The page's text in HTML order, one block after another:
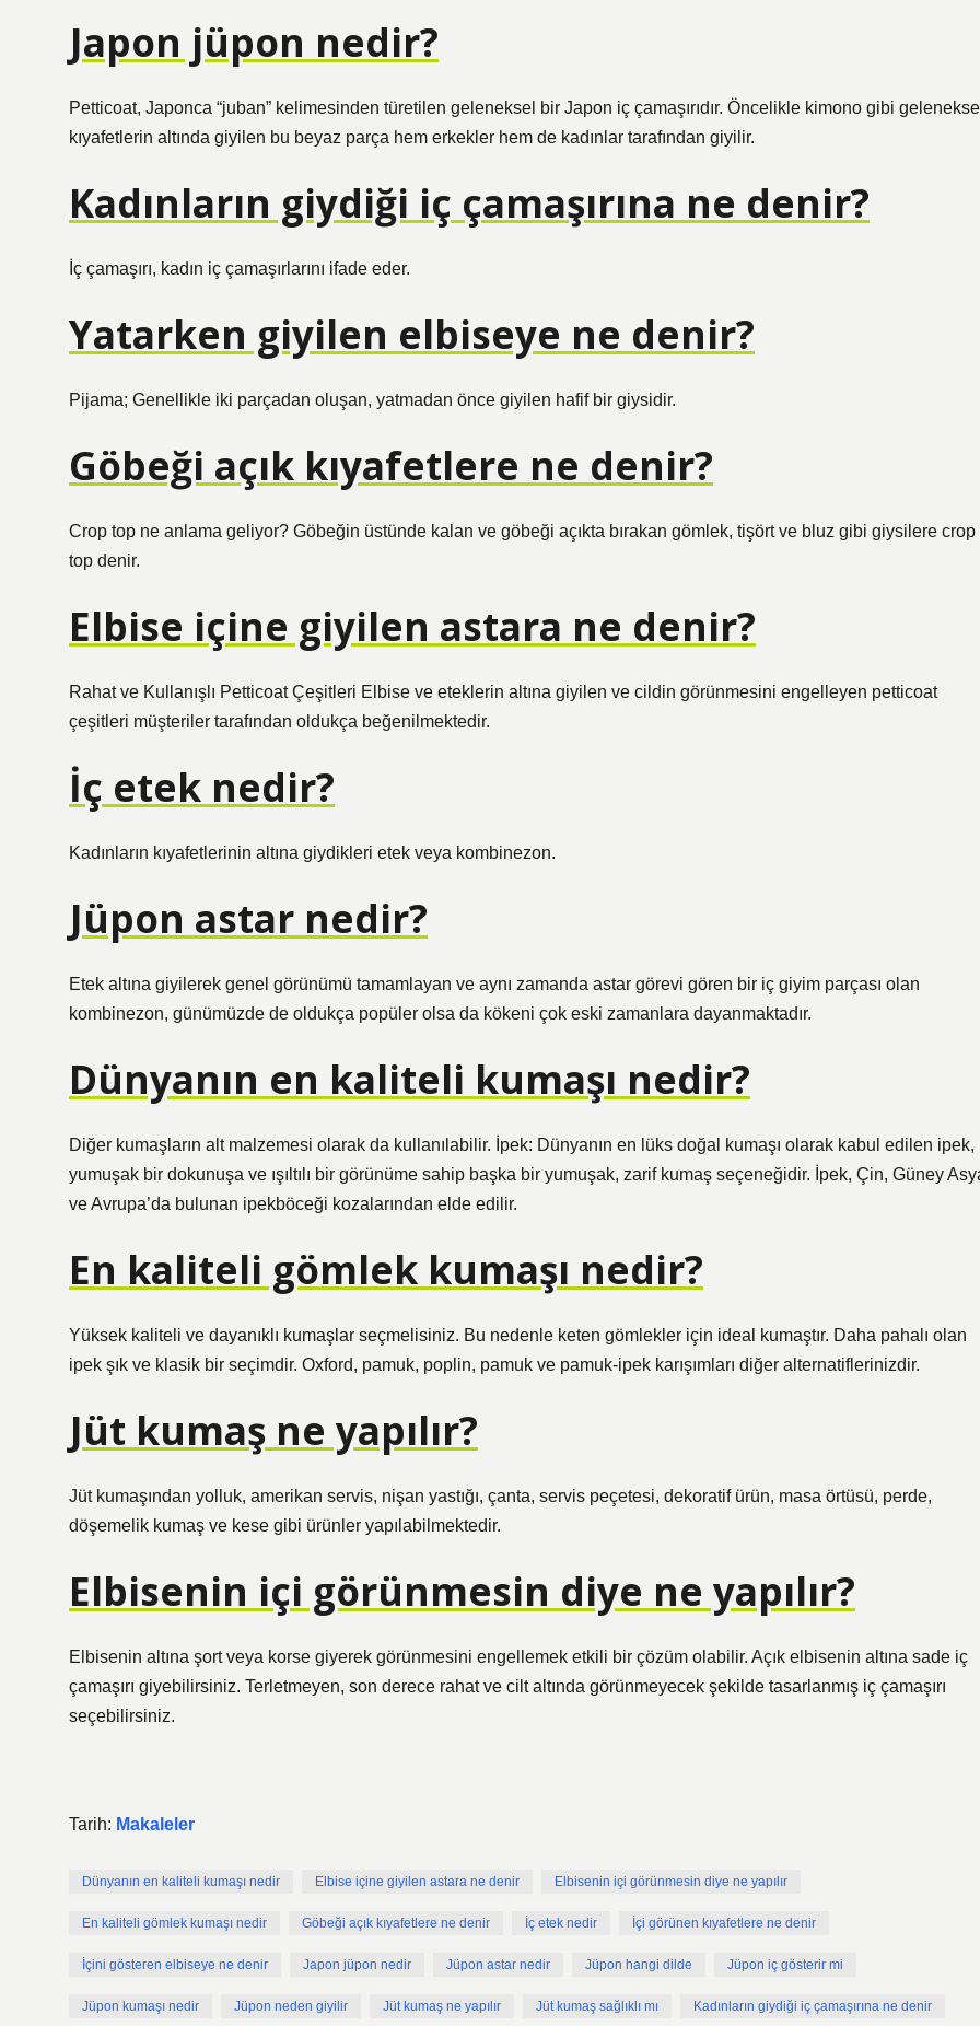
Japon jüpon nedir?
Petticoat, Japonca “juban” kelimesinden türetilen geleneksel bir Japon iç çamaşırıdır. Öncelikle kimono gibi
kıyafetlerin altında giyilen bu beyaz parça hem erkekler hem de kadınlar tarafından giyilir.
Kadınların giydiği iç çamaşırına ne denir?
İç çamaşırı, kadın iç çamaşırlarını ifade eder.
Yatarken giyilen elbiseye ne denir?
Pijama; Genellikle iki parçadan oluşan, yatmadan önce giyilen hafif bir giysidir.
Göbeği açık kıyafetlere ne denir?
Crop top ne anlama geliyor? Göbeğin üstünde kalan ve göbeği açıkta bırakan gömlek, tişört ve bluz gibi giysilere crop
top denir.
Elbise içine giyilen astara ne denir?
Rahat ve Kullanışlı Petticoat Çeşitleri Elbise ve eteklerin altına giyilen ve cildin görünmesini engelleyen petticoat
çeşitleri müşteriler tarafından oldukça beğenilmektedir.
İç etek nedir?
Kadınların kıyafetlerinin altına giydikleri etek veya kombinezon.
Jüpon astar nedir?
Etek altına giyilerek genel görünümü tamamlayan ve aynı zamanda astar görevi gören bir iç giyim parçası olan
kombinezon, günümüzde de oldukça popüler olsa da kökeni çok eski zamanlara dayanmaktadır.
Dünyanın en kaliteli kumaşı nedir?
Diğer kumaşların alt malzemesi olarak da kullanılabilir. İpek: Dünyanın en lüks doğal kumaşı olarak kabul edilen ipek,
yumuşak bir dokunuşa ve ışıltılı bir görünüme sahip başka bir yumuşak, zarif kumaş seçeneğidir. İpek, Çin, Güney
ve Avrupa’da bulunan ipekböceği kozalarından elde edilir.
En kaliteli gömlek kumaşı nedir?
Yüksek kaliteli ve dayanıklı kumaşlar seçmelisiniz. Bu nedenle keten gömlekler için ideal kumaştır. Daha pahalı olan
ipek şık ve klasik bir seçimdir. Oxford, pamuk, poplin, pamuk ve pamuk-ipek karışımları diğer alternatiflerinizdir.
Jüt kumaş ne yapılır?
Jüt kumaşından yolluk, amerikan servis, nişan yastığı, çanta, servis peçetesi, dekoratif ürün, masa örtüsü, perde,
döşemelik kumaş ve kese gibi ürünler yapılabilmektedir.
Elbisenin içi görünmesin diye ne yapılır?
Elbisenin altına şort veya korse giyerek görünmesini engellemek etkili bir çözüm olabilir. Açık elbisenin altına sade iç
çamaşırı giyebilirsiniz. Terletmeyen, son derece rahat ve cilt altında görünmeyecek şekilde tasarlanmış iç çamaşırı
seçebilirsiniz.
Tarih: Makaleler
Dünyanın en kaliteli kumaşı nedir Elbise içine giyilen astara ne denir Elbisenin içi görünmesin diye ne yapılır
En kaliteli gömlek kumaşı nedir Göbeği açık kıyafetlere ne denir İç etek nedir İçi görünen kıyafetlere ne denir
İçini gösteren elbiseye ne denir Japon jüpon nedir Jüpon astar nedir Jüpon hangi dilde Jüpon iç gösterir mi
Jüpon kumaşı nedir Jüpon neden giyilir Jüt kumaş ne yapılır Jüt kumaş sağlıklı mı Kadınların giydiği iç çamaşırına ne denir